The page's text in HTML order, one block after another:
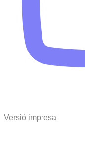
Versió impresa